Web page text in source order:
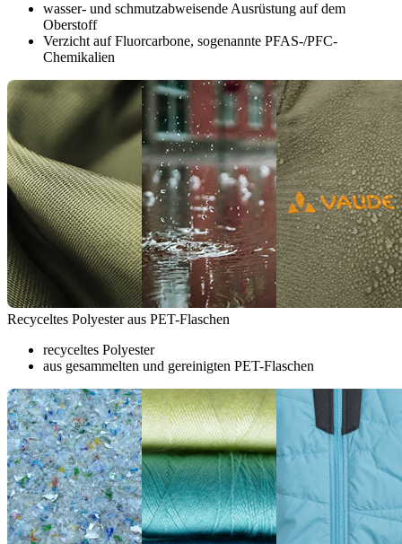
wasser- und schmutzabweisende Ausrüstung auf dem
Oberstoff
Verzicht auf Fluorcarbone, sogenannte PFAS-/PFC-
Chemikalien
Recyceltes Polyester aus PET-Flaschen
recyceltes Polyester
aus gesammelten und gereinigten PET-Flaschen